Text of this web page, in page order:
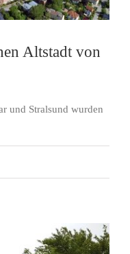
Altstadt von
und Stralsund wurden